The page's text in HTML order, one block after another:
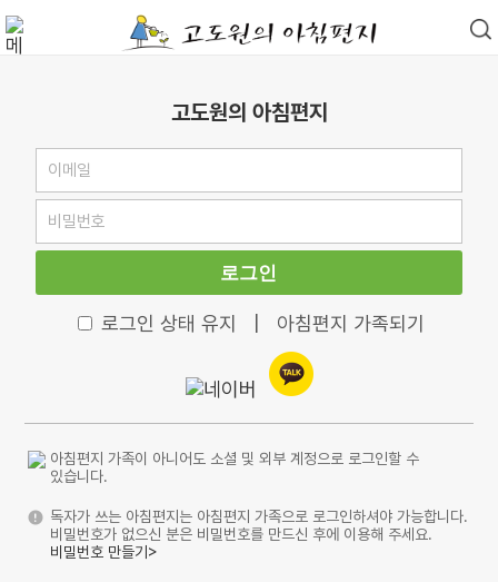
고도원의 아침편지
로그인
로그인 상태 유지 아침편지 가족되기
아침편지 가족이 아니어도 소셜 및 외부 계정으로 로그인할 수
있습니다.
독자가 쓰는 아침편지는 아침편지 가족으로 로그인하셔야 가능합니다.
비밀번호가 없으신 분은 비밀번호를 만드신 후에 이용해 주세요.
비밀번호 만들기>